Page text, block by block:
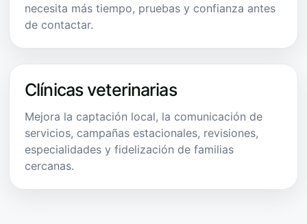
necesita más tiempo, pruebas y confianza antes
de contactar.
Clínicas veterinarias
Mejora la captación local, la comunicación de
servicios, campañas estacionales, revisiones,
especialidades y fidelización de familias
cercanas.